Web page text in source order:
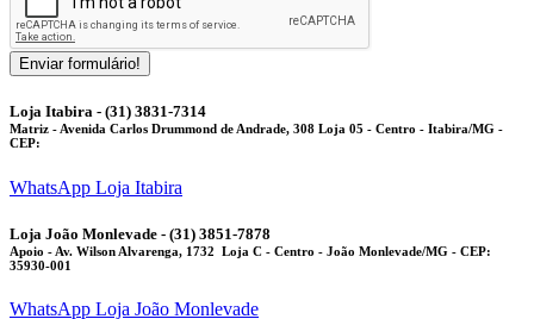
Enviar formulário!
Loja Itabira - (31) 3831-7314
Matriz - Avenida Carlos Drummond de Andrade, 308 Loja 05 - Centro - Itabira/MG -
CEP:
WhatsApp Loja Itabira
Loja João Monlevade - (31) 3851-7878
Apoio - Av. Wilson Alvarenga, 1732 Loja C - Centro - João Monlevade/MG - CEP:
35930-001
WhatsApp Loja João Monlevade